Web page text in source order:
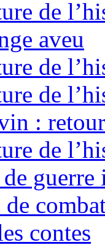
de
aveu
de
de
:
de
guerre
contes